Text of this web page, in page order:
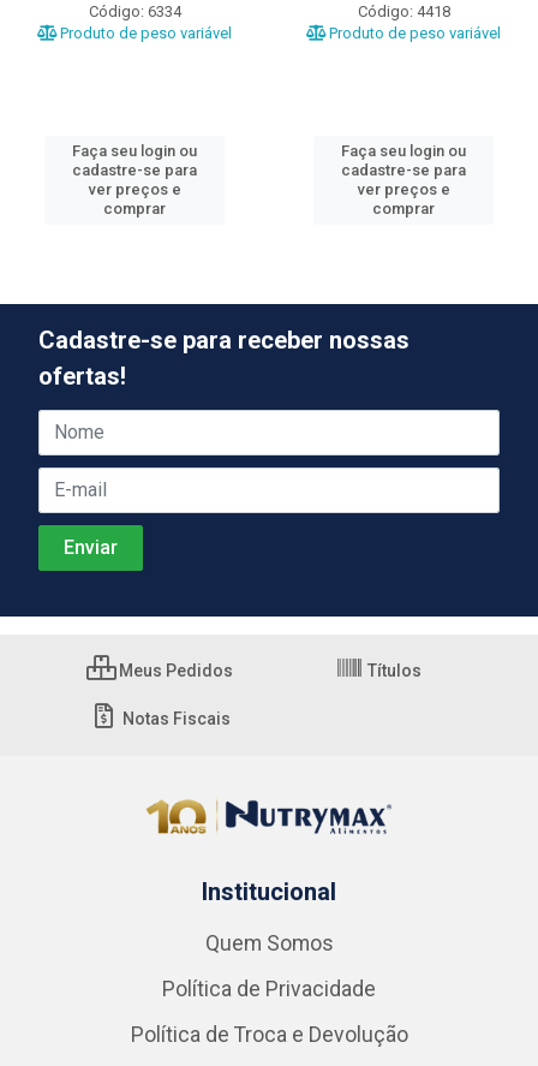
Código: 6334
Produto de peso variável
Faça seu login ou
cadastre-se para
ver preços e
comprar
Código: 4418
Produto de peso variável
Faça seu login ou
cadastre-se para
ver preços e
comprar
Cadastre-se para receber nossas
ofertas!
Meus Pedidos Títulos
Notas Fiscais
Institucional
Quem Somos
Política de Privacidade
Política de Troca e Devolução